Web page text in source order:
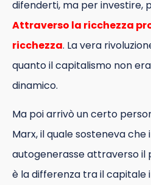
difenderti, ma per investire,
Attraverso la ricchezza
ricchezza. La vera
quanto il capitalismo non
dinamico.
Ma poi arrivò un certo
Marx, il quale sosteneva che
autogenerasse attraverso il
è la differenza tra il capitale